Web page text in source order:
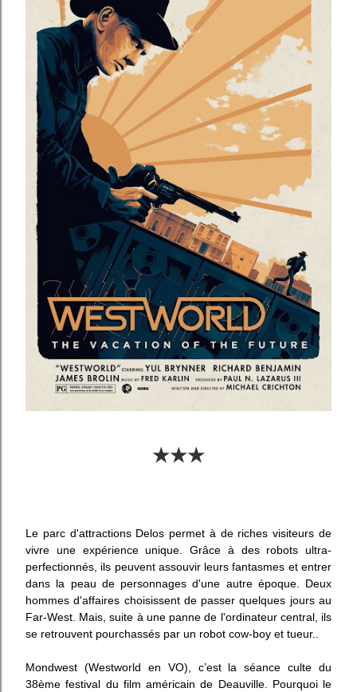
★★★
Le parc d'attractions Delos permet à de riches visiteurs de
vivre une expérience unique. Grâce à des robots ultra-
perfectionnés, ils peuvent assouvir leurs fantasmes et entrer
dans la peau de personnages d'une autre époque. Deux
hommes d'affaires choisissent de passer quelques jours au
Far-West. Mais, suite à une panne de l'ordinateur central, ils
se retrouvent pourchassés par un robot cow-boy et tueur..
Mondwest (Westworld en VO), c’est la séance culte du
38ème festival du film américain de Deauville. Pourquoi le